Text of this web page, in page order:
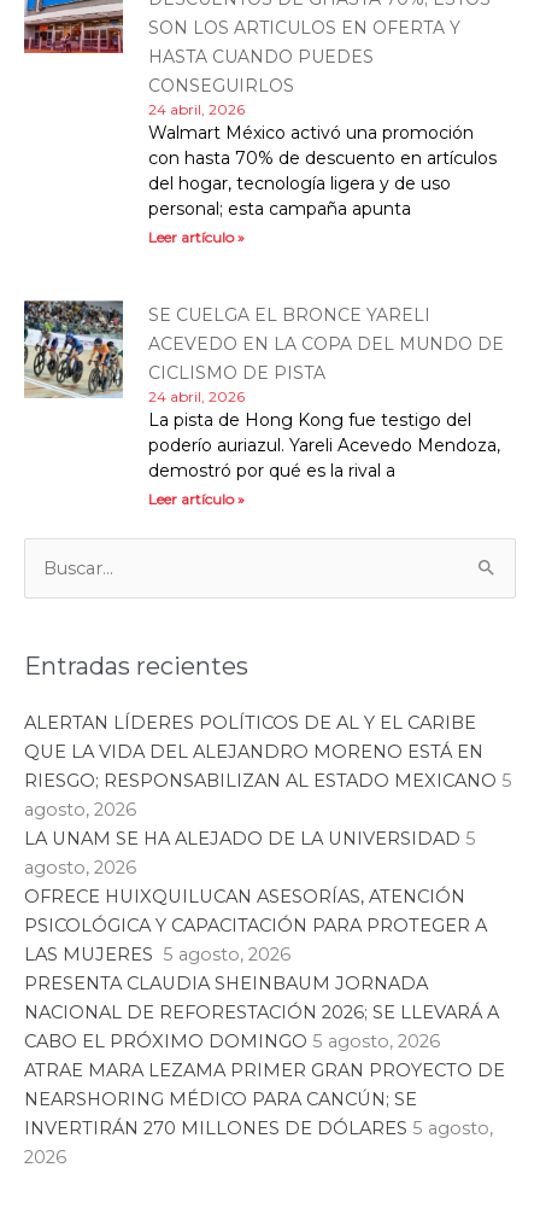
SON LOS ARTICULOS EN OFERTA Y
HASTA CUANDO PUEDES
CONSEGUIRLOS
24 abril, 2026
Walmart México activó una promoción
con hasta 70% de descuento en artículos
del hogar, tecnología ligera y de uso
personal; esta campaña apunta
Leer artículo »
SE CUELGA EL BRONCE YARELI
ACEVEDO EN LA COPA DEL MUNDO DE
CICLISMO DE PISTA
24 abril, 2026
La pista de Hong Kong fue testigo del
poderío auriazul. Yareli Acevedo Mendoza,
demostró por qué es la rival a
Leer artículo »
Buscar:
Entradas recientes
ALERTAN LÍDERES POLÍTICOS DE AL Y EL CARIBE
QUE LA VIDA DEL ALEJANDRO MORENO ESTÁ EN
RIESGO; RESPONSABILIZAN AL ESTADO MEXICANO 5
agosto, 2026
LA UNAM SE HA ALEJADO DE LA UNIVERSIDAD 5
agosto, 2026
OFRECE HUIXQUILUCAN ASESORÍAS, ATENCIÓN
PSICOLÓGICA Y CAPACITACIÓN PARA PROTEGER A
LAS MUJERES 5 agosto, 2026
PRESENTA CLAUDIA SHEINBAUM JORNADA
NACIONAL DE REFORESTACIÓN 2026; SE LLEVARÁ A
CABO EL PRÓXIMO DOMINGO 5 agosto, 2026
ATRAE MARA LEZAMA PRIMER GRAN PROYECTO DE
NEARSHORING MÉDICO PARA CANCÚN; SE
INVERTIRÁN 270 MILLONES DE DÓLARES 5 agosto,
2026